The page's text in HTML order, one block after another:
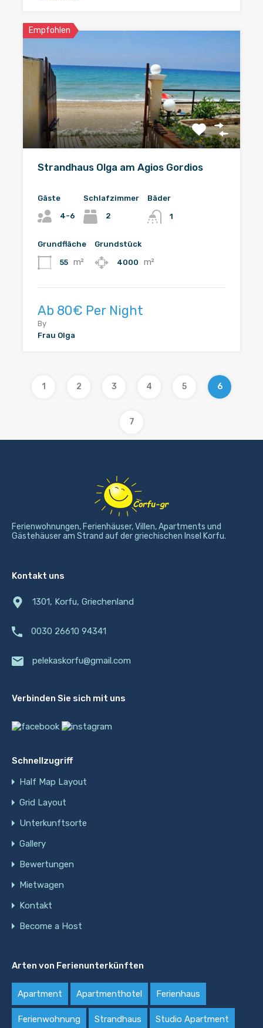
Empfohlen
Strandhaus Olga am Agios Gordios
Gäste
4-6
Schlafzimmer
2
Bäder
1
Grundfläche
55 m²
Grundstück
4000 m²
Ab 80€ Per Night
By
Frau Olga
1 2 3 4 5 6
7
Ferienwohnungen, Ferienhäuser, Villen, Apartments und
Gästehäuser am Strand auf der griechischen Insel Korfu.
Kontakt uns
1301, Korfu, Griechenland
0030 26610 94341
pelekaskorfu@gmail.com
Verbinden Sie sich mit uns
Schnellzugriff
Half Map Layout
Grid Layout
Unterkunftsorte
Gallery
Bewertungen
Mietwagen
Kontakt
Become a Host
Arten von Ferienunterkünften
Apartment Apartmenthotel Ferienhaus
Ferienwohnung Strandhaus Studio Apartment